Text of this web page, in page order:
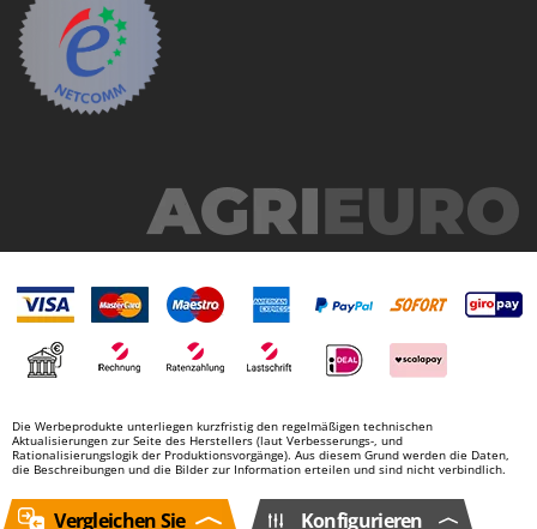
Die Werbeprodukte unterliegen kurzfristig den regelmäßigen technischen
Aktualisierungen zur Seite des Herstellers (laut Verbesserungs-, und
Rationalisierungslogik der Produktionsvorgänge). Aus diesem Grund werden die Daten,
die Beschreibungen und die Bilder zur Information erteilen und sind nicht verbindlich.
Konfigurieren
Vergleichen Sie